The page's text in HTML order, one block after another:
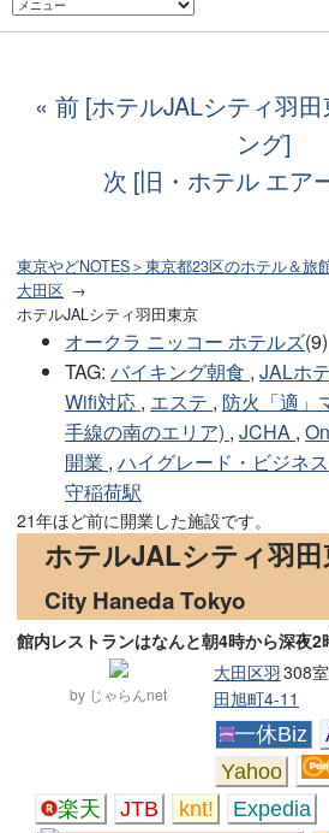
前 [ホテルJALシティ羽
ング]
次 [旧・ホテル エア
東京やどNOTES＞東京都23区のホテル＆旅
大田区
ホテルJALシティ羽田東京
オークラ ニッコー ホテルズ
TAG: バイキング朝食 , JALホ
Wifi対応 , エステ , 防火「適」
手線の南のエリア) , JCHA ,
開業 , ハイグレード・ビジネス
守稲荷駅
21年ほど前に開業した施設です。
ホテルJALシティ羽田
City Haneda Tokyo
館内レストランはなんと朝4時から深夜2
by じゃらんnet
308室
大田区羽
田旭町4-11
一休Biz
Yahoo
楽天
JTB knt!
Expedia